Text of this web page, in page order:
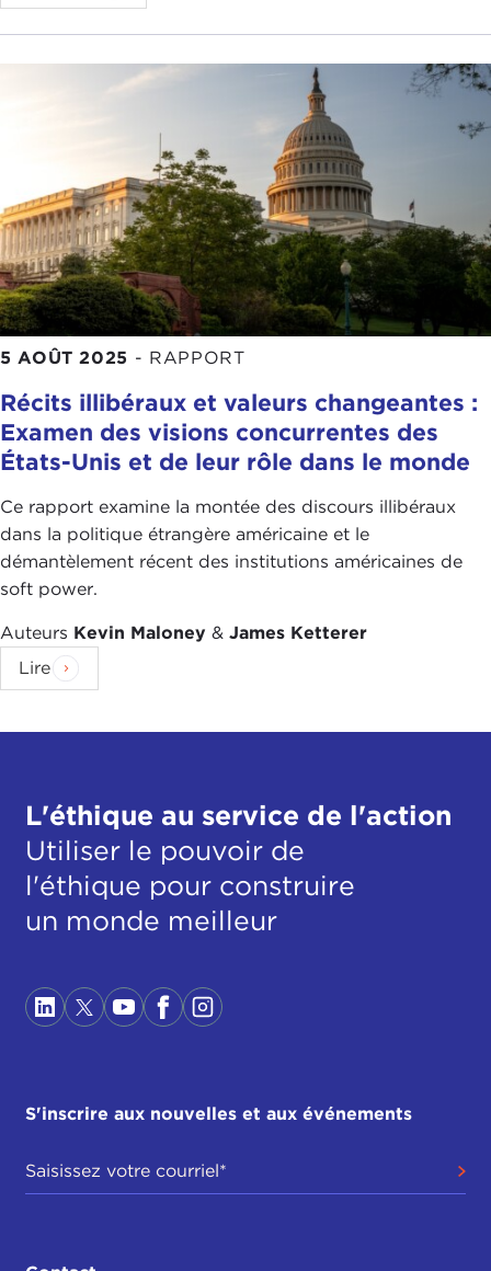
5 AOÛT 2025 - RAPPORT
Récits illibéraux et valeurs changeantes :
Examen des visions concurrentes des
États-Unis et de leur rôle dans le monde
Ce rapport examine la montée des discours illibéraux
dans la politique étrangère américaine et le
démantèlement récent des institutions américaines de
soft power.
Auteurs Kevin Maloney & James Ketterer
Lire
L'éthique au service de l'action
Utiliser le pouvoir de
l'éthique pour construire
un monde meilleur
S'inscrire aux nouvelles et aux événements